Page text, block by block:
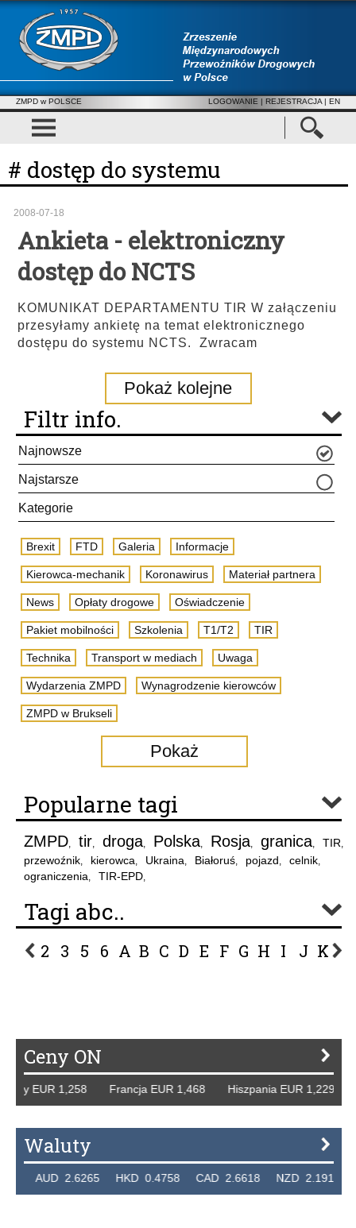
ZMPD w POLSCE LOGOWANIE | REJESTRACJA | EN
# dostęp do systemu
2008-07-18
Ankieta - elektroniczny
dostęp do NCTS
KOMUNIKAT DEPARTAMENTU TIR W załączeniu
przesyłamy ankietę na temat elektronicznego
dostępu do systemu NCTS. Zwracam
Pokaż kolejne
Filtr info.
Najnowsze
Najstarsze
Kategorie
Brexit FTD Galeria Informacje
Kierowca-mechanik Koronawirus Materiał partnera
News Opłaty drogowe Oświadczenie
Pakiet mobilności Szkolenia T1/T2 TIR
Technika Transport w mediach Uwaga
Wydarzenia ZMPD Wynagrodzenie kierowców
ZMPD w Brukseli
Pokaż
Popularne tagi
ZMPD, tir, droga, Polska, Rosja, granica, TIR,
przewoźnik, kierowca, Ukraina, Białoruś, pojazd, celnik,
ograniczenia, TIR-EPD,
Tagi abc..
2 3 5 6 A B C D E F G H I J K L
Ceny ON
EUR 1,258 Francja EUR 1,468 Hiszpania EUR 1,229
Waluty
AUD 2.6265 HKD 0.4758 CAD 2.6618 NZD 2.1914